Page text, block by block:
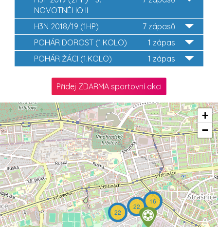
NOVOTNÉHO II
7 zápasů
H3N 2018/19 (1HP)
1 zápas
POHÁR DOROST (1.KOLO)
1 zápas
POHÁR ŽÁCI (1.KOLO)
Přidej ZDARMA sportovní akci
16
22
22
+
−